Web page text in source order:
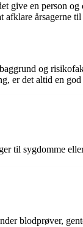
give en person
årsagerne
og
er det altid en
til sygdomme
blodprøver,